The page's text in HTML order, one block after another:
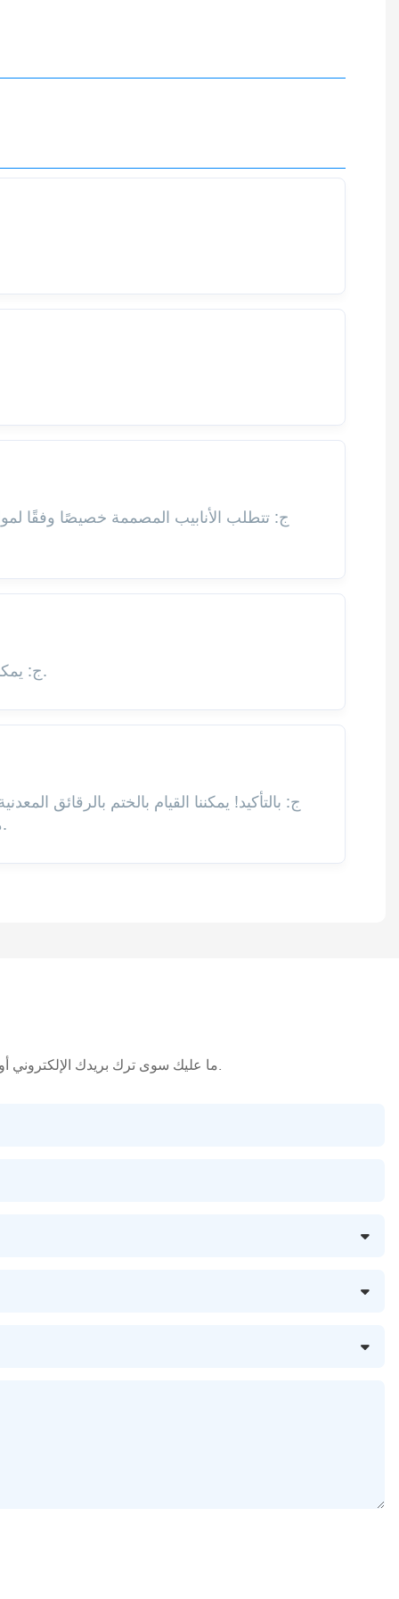
ج: يمكننا توفير أي لون تحتاجه. بالإضافة إلى ذلك، يمكننا إنتاج أي لون من ألوان بانتون أو أي لون معالج حسب الطلب.
ج: بالتأكيد! يمكننا القيام بالختم بالرقائق
من المواد لإضافة تأثيرات مميزة، بالإضافة إلى القوالب المقطوعة، والنوافذ، والإضافات، والمقابض، والشرائط.